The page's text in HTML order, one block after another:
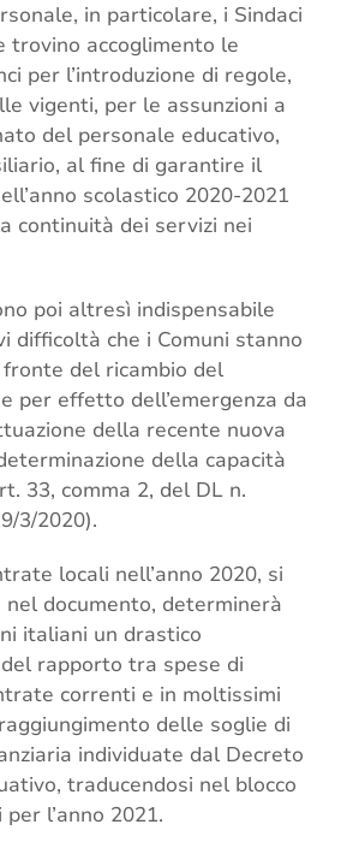
in particolare, i Sindaci
trovino accoglimento le
per l’introduzione di regole,
vigenti, per le assunzioni a
del personale educativo,
al fine di garantire il
scolastico 2020-2021
continuità dei servizi nei
poi altresì indispensabile
difficoltà che i Comuni stanno
del ricambio del
per effetto dell’emergenza da
della recente nuova
della capacità
33, comma 2, del DL n.
3/2020).
locali nell’anno 2020, si
documento, determinerà
italiani un drastico
rapporto tra spese di
correnti e in moltissimi
delle soglie di
individuate dal Decreto
traducendosi nel blocco
l’anno 2021.